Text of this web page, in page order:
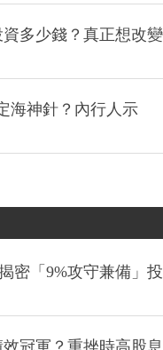
資多少錢？真正想改變
海神針？內行人示
密「9%攻守兼備」投
冠軍？重挫時高股息